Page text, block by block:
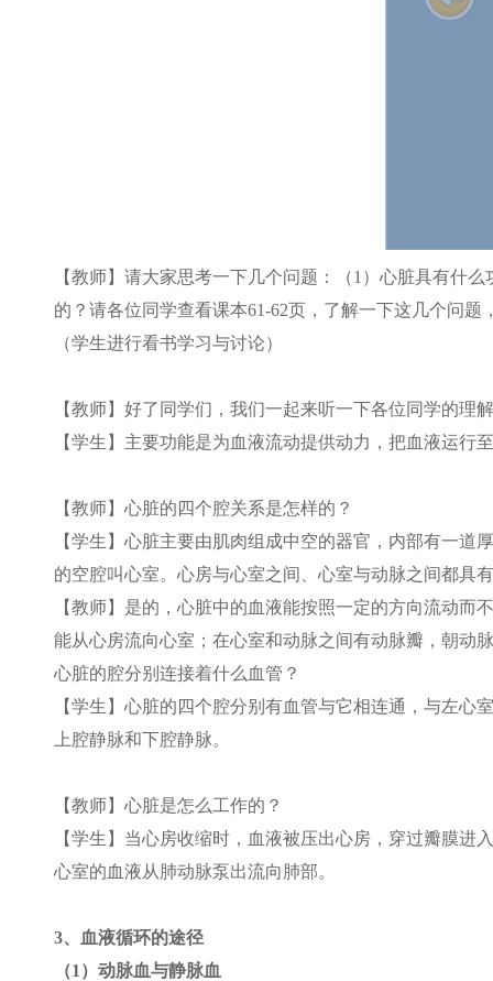
【教师】请大家思考一下几个问题：（1）心脏具有什
的？请各位同学查看课本61-62页，了解一下这几个问题
（学生进行看书学习与讨论）
【教师】好了同学们，我们一起来听一下各位同学的理
【学生】主要功能是为血液流动提供动力，把血液运行
【教师】心脏的四个腔关系是怎样的？
【学生】心脏主要由肌肉组成中空的器官，内部有一
的空腔叫心室。心房与心室之间、心室与动脉之间都具
【教师】是的，心脏中的血液能按照一定的方向流动
能从心房流向心室；在心室和动脉之间有动脉瓣，朝动
心脏的腔分别连接着什么血管？
【学生】心脏的四个腔分别有血管与它相连通，与左
上腔静脉和下腔静脉。
【教师】心脏是怎么工作的？
【学生】当心房收缩时，血液被压出心房，穿过瓣膜
心室的血液从肺动脉泵出流向肺部。
3、血液循环的途径
（1）动脉血与静脉血